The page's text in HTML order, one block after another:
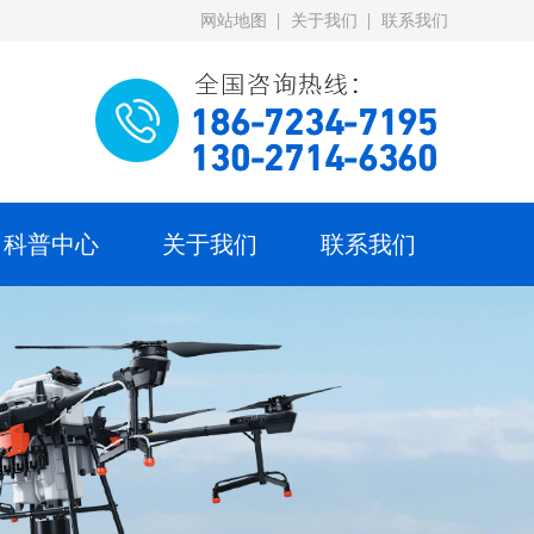
网站地图 关于我们 联系我们
科普中心 关于我们 联系我们